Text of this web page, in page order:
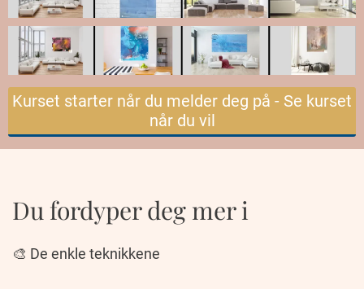
Kurset starter når du melder deg på - Se kurset
når du vil
Du fordyper deg mer i
🎨 De enkle teknikkene